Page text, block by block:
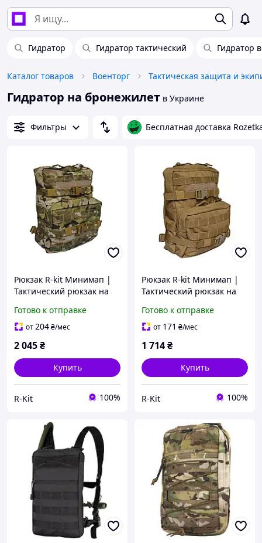
Гидратор Гидратор тактический Гидратор
Каталог товаров Военторг Тактическая защита и
Гидратор на бронежилет в Украине
Фильтры Бесплатная доставка
Рюкзак R-kit Минимап |
Тактический рюкзак на
Pack | Multicam
Готово к отправке
от204₴/мес
2 045₴
Купить
R-Kit 100%
Рюкзак R-kit Минимап |
Тактический рюкзак на
Pack | Coyote
Готово к отправке
от 171 ₴/мес
1 714₴
Купить
R-Kit 100%